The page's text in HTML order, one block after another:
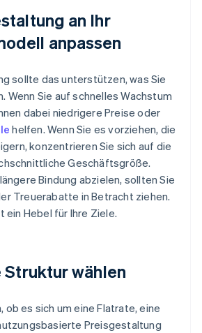
an Ihr
anpassen
sollte das unterstützen, was Sie
Wenn Sie auf schnelles Wachstum
dabei niedrigere Preise oder
helfen. Wenn Sie es vorziehen, die
konzentrieren Sie sich auf die
Geschäftsgröße.
Bindung abzielen, sollten Sie
Treuerabatte in Betracht ziehen.
ein Hebel für Ihre Ziele.
wählen
ob es sich um eine Flatrate, eine
Preisgestaltung